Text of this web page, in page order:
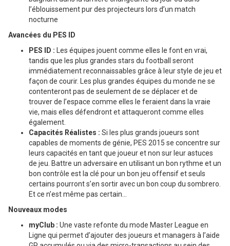
l’éblouissement pur des projecteurs lors d’un match
nocturne
Avancées du PES ID
PES ID : Les équipes jouent comme elles le font en vrai,
tandis que les plus grandes stars du football seront
immédiatement reconnaissables grâce à leur style de jeu et
façon de courir. Les plus grandes équipes du monde ne se
contenteront pas de seulement de se déplacer et de
trouver de l’espace comme elles le feraient dans la vraie
vie, mais elles défendront et attaqueront comme elles
également.
Capacités Réalistes : Si les plus grands joueurs sont
capables de moments de génie, PES 2015 se concentre sur
leurs capacités en tant que joueur et non sur leur astuces
de jeu. Battre un adversaire en utilisant un bon rythme et un
bon contrôle est la clé pour un bon jeu offensif et seuls
certains pourront s’en sortir avec un bon coup du sombrero.
Et ce n’est même pas certain…
Nouveaux modes
myClub : Une vaste refonte du mode Master League en
Ligne qui permet d’ajouter des joueurs et managers à l’aide